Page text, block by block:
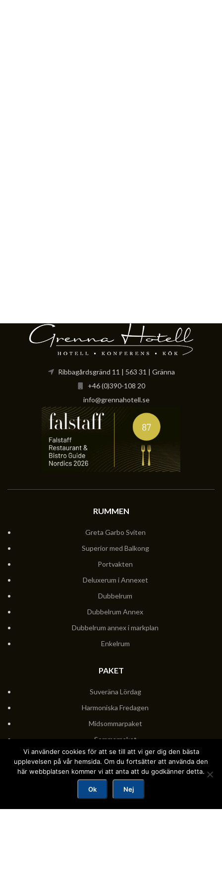
Ribbagårdsgränd 11 | 563 31 | Gränna
+46 (0)390-108 20
info@grennahotell.se
RUMMEN
Greta Garbo Sviten
Superior med Balkong
Portvakten
Deluxerum i Annexet
Dubbelrum
Dubbelrum Annex
Dubbelrum annex i markplan
Enkelrum
PAKET
Suveräna Lördag
Harmoniska Fredagen
Midsommarpaket
Sommarpaket
Vardagsflykten
Polkapaket Vår, Höst & Vinter
Polkapaket Sommar
Vi använder cookies för att se till att vi ger dig den bästa
upplevelsen på vår hemsida. Om du fortsätter att använda den
här webbplatsen kommer vi att anta att du godkänner detta.
Ok Nej